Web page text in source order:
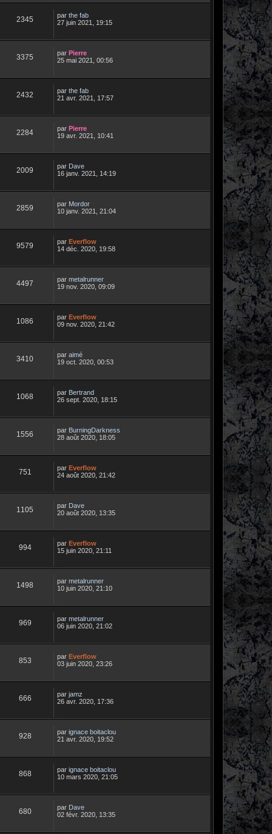
2345 par the fab
27 juin 2021, 19:15
3375 par Pierre
25 mai 2021, 00:56
2432 par the fab
21 avr. 2021, 17:57
2284 par Pierre
19 avr. 2021, 10:41
2009 par Dave
16 janv. 2021, 14:19
2859 par Mordor
10 janv. 2021, 21:04
9579 par Everflow
14 déc. 2020, 19:58
4497 par metalrunner
19 nov. 2020, 09:09
1086 par Everflow
09 nov. 2020, 21:42
3410 par aimé
19 oct. 2020, 00:53
1068 par Bertrand
26 sept. 2020, 18:15
1556 par BurningDarkness
28 août 2020, 18:05
751 par Everflow
24 août 2020, 21:42
1105 par Dave
20 août 2020, 13:35
994 par Everflow
15 juin 2020, 21:11
1498 par metalrunner
10 juin 2020, 21:10
969 par metalrunner
06 juin 2020, 21:02
853 par Everflow
03 juin 2020, 23:26
666 par jamz
26 avr. 2020, 17:36
928 par ignace boitaclou
21 avr. 2020, 19:52
868 par ignace boitaclou
10 mars 2020, 21:05
680 par Dave
02 févr. 2020, 13:35